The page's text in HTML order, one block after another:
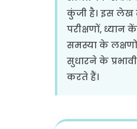
कुंजी है। इस लेख
परीक्षणों, ध्यान
समस्या के
सुधारने के
करते हैं।